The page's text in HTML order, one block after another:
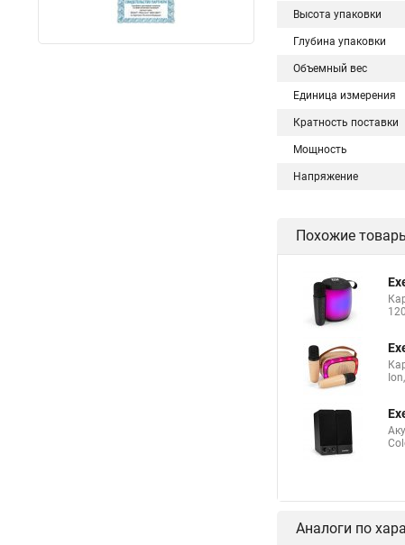
Высота упаковки
Глубина упаковки
Объемный вес
Единица измерения
Кратность поставки
Мощность
Напряжение
Похожие
Аналоги по